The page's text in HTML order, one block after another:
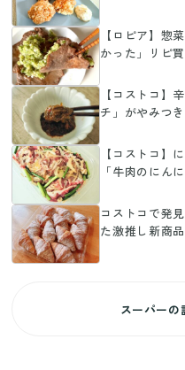
【ロピア】惣
かった」リピ
【コストコ】
チ」がやみつ
【コストコ】
「牛肉のにん
コストコで発
た激推し新商
スーパーの